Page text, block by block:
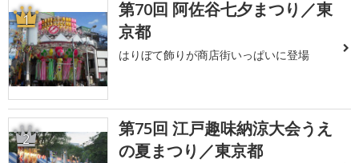
1
第70回 阿佐谷七夕まつり／東
京都
はりぼて飾りが商店街いっぱいに登場
2
第75回 江戸趣味納涼大会うえ
の夏まつり／東京都